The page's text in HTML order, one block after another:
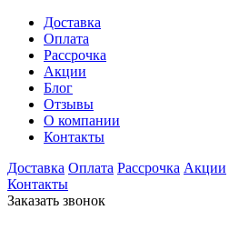
Доставка
Оплата
Рассрочка
Акции
Блог
Отзывы
О компании
Контакты
Доставка Оплата Рассрочка Акции
Контакты
Заказать звонок